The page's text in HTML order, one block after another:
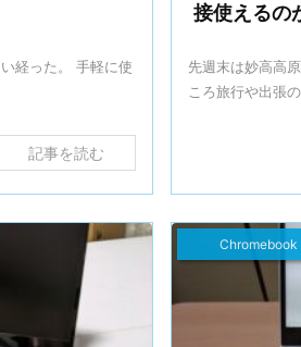
経った。 手軽に使
記事を読む
接使えるの
先週末は妙高高
ころ旅行や出張
Chromebook